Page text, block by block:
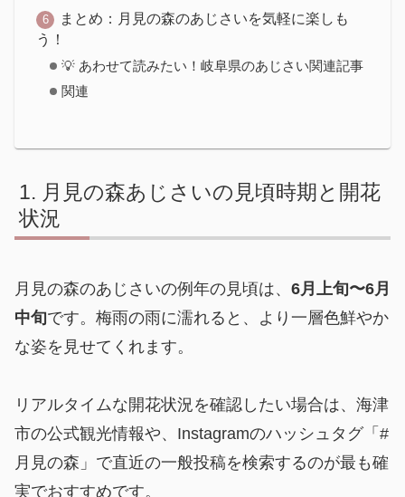
まとめ：月見の森のあじさいを気軽に楽しも
う！
💡 あわせて読みたい！岐阜県のあじさい関連記事
関連
月見の森あじさいの見頃時期と開花
状況
月見の森のあじさいの例年の見頃は、 6月上旬〜6月
中旬です。梅雨の雨に濡れると、より一層色鮮やか
な姿を見せてくれます。
リアルタイムな開花状況を確認したい場合は、海津
市の公式観光情報や、Instagramのハッシュタグ「#
月見の森」で直近の一般投稿を検索するのが最も確
実でおすすめです。